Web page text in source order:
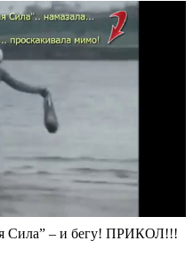
Сила” – и бегу! ПРИКОЛ!!!